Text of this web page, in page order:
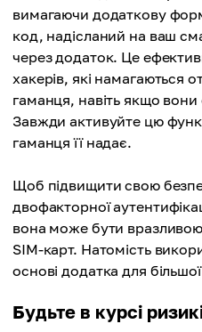
вимагаючи додаткову
код, надісланий на ваш
через додаток. Це
хакерів, які намагаються
гаманця, навіть якщо
Завжди активуйте цю
гаманця її надає.
Щоб підвищити свою
двофакторної
вона може бути
SIM-карт. Натомість
основі додатка для
Будьте в курсі